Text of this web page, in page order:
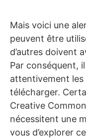
Mais voici une
peuvent être
d’autres doivent
Par conséquent,
attentivement les
télécharger.
Creative
nécessitent une
vous d’explorer